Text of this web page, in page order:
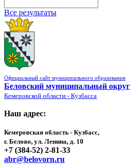
Все результаты
Официальный сайт муниципального образования
Беловский муниципальный округ
Кемеровской области - Кузбасса
Наш адрес:
Кемеровская область - Кузбасс,
г. Белово, ул. Ленина, д. 10
+7 (384-52) 2-81-33
abr@belovorn.ru